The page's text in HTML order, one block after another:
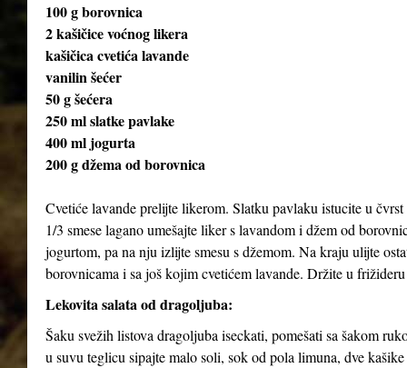
100 g borovnica
2 kašičice voćnog likera
kašičica cvetića lavande
vanilin šećer
50 g šećera
250 ml slatke pavlake
400 ml jogurta
200 g džema od borovnica
Cvetiće lavande prelijte likerom. Slatku pavlaku istucite u
1/3 smese lagano umešajte liker s lavandom i džem od
jogurtom, pa na nju izlijte smesu s džemom. Na kraju ulijte
borovnicama i sa još kojim cvetićem lavande. Držite u
Lekovita salata od dragoljuba:
Šaku svežih listova dragoljuba iseckati, pomešati sa šakom
u suvu teglicu sipajte malo soli, sok od pola limuna, dve